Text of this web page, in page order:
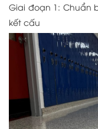
Giai đoạn 1: Chuẩn
kết cấu